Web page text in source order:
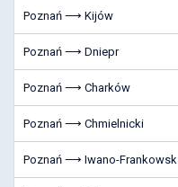
Poznań ⟶ Kijów
Poznań ⟶ Dniepr
Poznań ⟶ Charków
Poznań ⟶ Chmielnicki
Poznań ⟶ Iwano-Frankowsk